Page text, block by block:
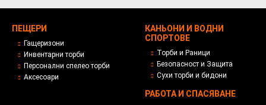
ПЕЩЕРИ
Гащеризони
Инвентарни торби
Персонални спелео торби
Аксесоари
КАНЬОНИ И ВОДНИ
СПОРТОВЕ
Торби и Раници
Безопасност и Защита
Сухи торби и бидони
РАБОТА И СПАСЯВАНЕ